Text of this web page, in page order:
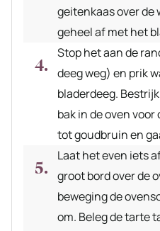
geitenkaas over de
geheel af met het
Stop het aan de
deeg weg) en prik
bladerdeeg.
bak in de oven
tot goudbruin en
Laat het even iets
groot bord over de
beweging de
om. Beleg de tarte